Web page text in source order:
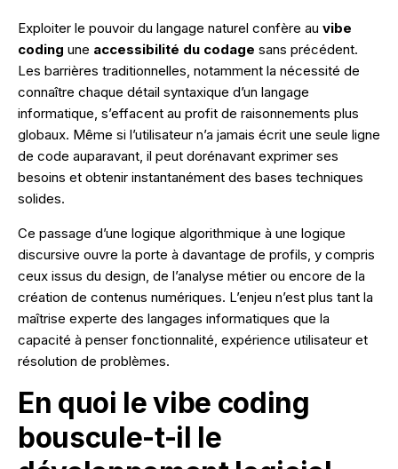
Exploiter le pouvoir du langage naturel confère au vibe
coding une accessibilité du codage sans précédent.
Les barrières traditionnelles, notamment la nécessité de
connaître chaque détail syntaxique d’un langage
informatique, s’effacent au profit de raisonnements plus
globaux. Même si l’utilisateur n’a jamais écrit une seule ligne
de code auparavant, il peut dorénavant exprimer ses
besoins et obtenir instantanément des bases techniques
solides.
Ce passage d’une logique algorithmique à une logique
discursive ouvre la porte à davantage de profils, y compris
ceux issus du design, de l’analyse métier ou encore de la
création de contenus numériques. L’enjeu n’est plus tant la
maîtrise experte des langages informatiques que la
capacité à penser fonctionnalité, expérience utilisateur et
résolution de problèmes.
En quoi le vibe coding
bouscule-t-il le